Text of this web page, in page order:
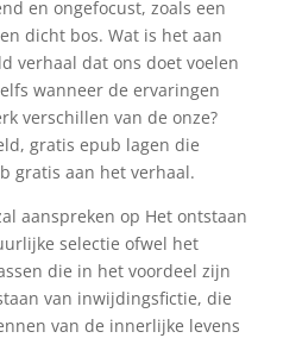
en ongefocust, zoals een
dicht bos. Wat is het aan
verhaal dat ons doet voelen
wanneer de ervaringen
verschillen van de onze?
gratis epub lagen die
gratis aan het verhaal.
aanspreken op Het ontstaan
selectie ofwel het
die in het voordeel zijn
van inwijdingsfictie, die
van de innerlijke levens